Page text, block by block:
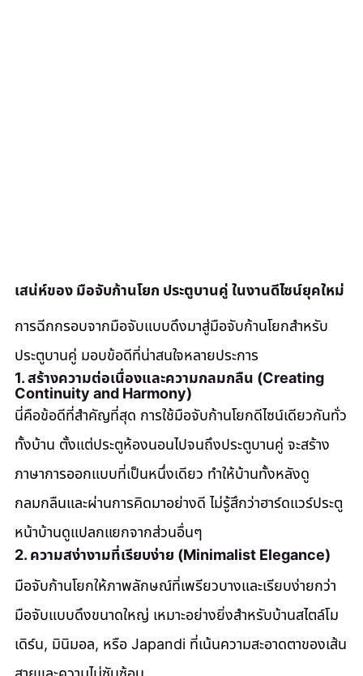
เสน่ห์ของ มือจับก้านโยก ประตูบานคู่ ในงานดีไซน์ยุคใหม่
การฉีกกรอบจากมือจับแบบดึงมาสู่มือจับก้านโยกสำหรับ
ประตูบานคู่ มอบข้อดีที่น่าสนใจหลายประการ
1. สร้างความต่อเนื่องและความกลมกลืน (Creating
Continuity and Harmony)
นี่คือข้อดีที่สำคัญที่สุด การใช้มือจับก้านโยกดีไซน์เดียวกันทั่ว
ทั้งบ้าน ตั้งแต่ประตูห้องนอนไปจนถึงประตูบานคู่ จะสร้าง
ภาษาการออกแบบที่เป็นหนึ่งเดียว ทำให้บ้านทั้งหลังดู
กลมกลืนและผ่านการคิดมาอย่างดี ไม่รู้สึกว่าฮาร์ดแวร์ประตู
หน้าบ้านดูแปลกแยกจากส่วนอื่นๆ
2. ความสง่างามที่เรียบง่าย (Minimalist Elegance)
มือจับก้านโยกให้ภาพลักษณ์ที่เพรียวบางและเรียบง่ายกว่า
มือจับแบบดึงขนาดใหญ่ เหมาะอย่างยิ่งสำหรับบ้านสไตล์โม
เดิร์น, มินิมอล, หรือ Japandi ที่เน้นความสะอาดตาของเส้น